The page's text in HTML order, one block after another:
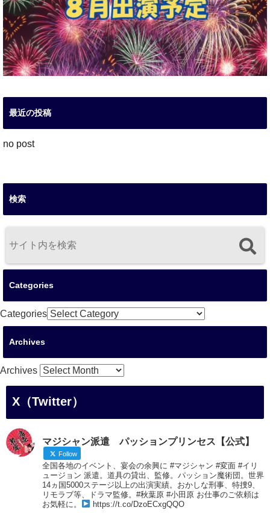
最近の投稿
no post
検索
Categories
Categories
Archives
Archives
X（Twitter）
マジシャン派遣 パッションプリンセス【公式】
Follow
全国各地のイベント、宴会の余興に #マジシャン #変面 #イリ
ュージョン 派遣。道具の貸出、監修。パッション魔術団。世界
14ヵ国5000ステージ以上の出演実績。おかしな刑事、特捜9、
リモラブ等、ドラマ監修。#秋葉原 #小田原 お仕事のご依頼は
お気軽に。
https://t.co/DzoECxgQQO